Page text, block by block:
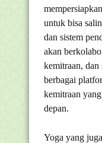
untuk bisa
dan sistem
akan
kemitraan, dan
berbagai
kemitraan
depan.
Yoga yang